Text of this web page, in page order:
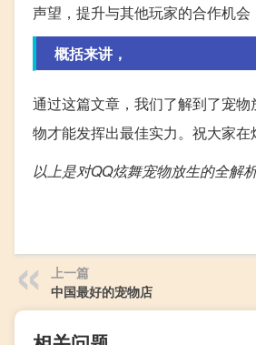
声望，提升与其他玩家的合作机会
概括来讲，
通过这篇文章，我们了解到了宠
物才能发挥出最佳实力。祝大家在
以上是对QQ炫舞宠物放生的全解
上一篇
中国最好的宠物店